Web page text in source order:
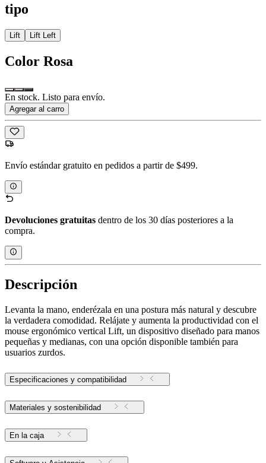
tipo
Lift Lift Left
Color Rosa
En stock. Listo para envío.
Agregar al carro
Envío estándar gratuito en pedidos a partir de $499.
Devoluciones gratuitas dentro de los 30 días posteriores a la
compra.
Descripción
Levanta la mano, enderézala en una postura más natural y descubre
la verdadera comodidad. Relájate y aumenta la productividad con el
mouse ergonómico vertical Lift, un dispositivo diseñado para manos
pequeñas y medianas, con una opción disponible también para
usuarios zurdos.
Especificaciones y compatibilidad
Materiales y sostenibilidad
En la caja